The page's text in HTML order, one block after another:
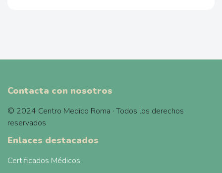
Contacta con nosotros
© 2024 Centro Medico Roma · Todos los derechos
reservados
Enlaces destacados
Certificados Médicos